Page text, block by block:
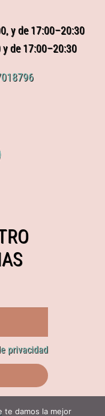
y de 17:00–20:30
de 17:00–20:30
privacidad
te damos la mejor